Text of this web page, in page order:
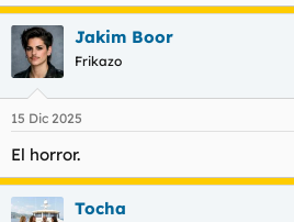
Jakim Boor
Frikazo
15 Dic 2025
El horror.
Tocha